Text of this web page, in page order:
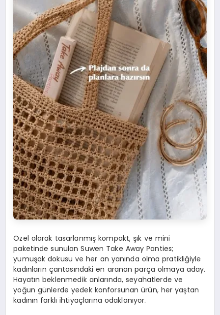
Özel olarak tasarlanmış kompakt, şık ve mini
paketinde sunulan Suwen Take Away Panties;
yumuşak dokusu ve her an yanında olma pratikliğiyle
kadınların çantasındaki en aranan parça olmaya aday.
Hayatın beklenmedik anlarında, seyahatlerde ve
yoğun günlerde yedek konforsunan ürün, her yaştan
kadının farklı ihtiyaçlarına odaklanıyor.